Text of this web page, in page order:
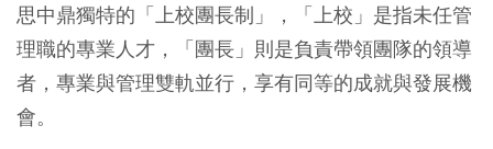
思中鼎獨特的「上校團長制」，「上校」是指未任管
理職的專業人才，「團長」則是負責帶領團隊的領導
者，專業與管理雙軌並行，享有同等的成就與發展機
會。